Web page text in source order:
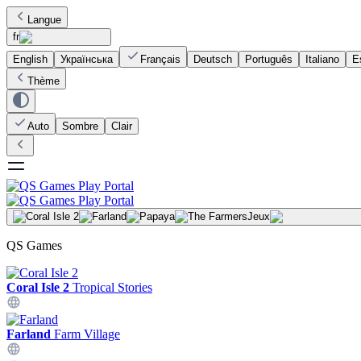
Langue
fr
English
Українська Français Deutsch Português Italiano
Thème
Auto Sombre Clair
Jeux
QS Games
Coral Isle 2 Tropical Stories
Farland Farm Village